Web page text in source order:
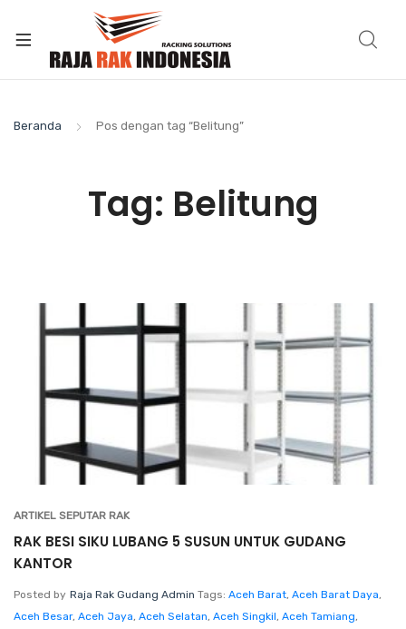
Beranda Pos dengan tag “Belitung”
Tag: Belitung
ARTIKEL SEPUTAR RAK
RAK BESI SIKU LUBANG 5 SUSUN UNTUK GUDANG
KANTOR
Posted by Raja Rak Gudang Admin Tags: Aceh Barat, Aceh Barat Daya,
Aceh Besar, Aceh Jaya, Aceh Selatan, Aceh Singkil, Aceh Tamiang,